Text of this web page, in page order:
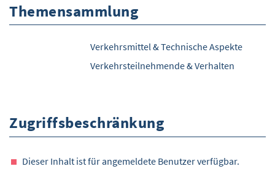
Themensammlung
Verkehrsmittel & Technische Aspekte
Verkehrsteilnehmende & Verhalten
Zugriffsbeschränkung
Dieser Inhalt ist für angemeldete Benutzer verfügbar.